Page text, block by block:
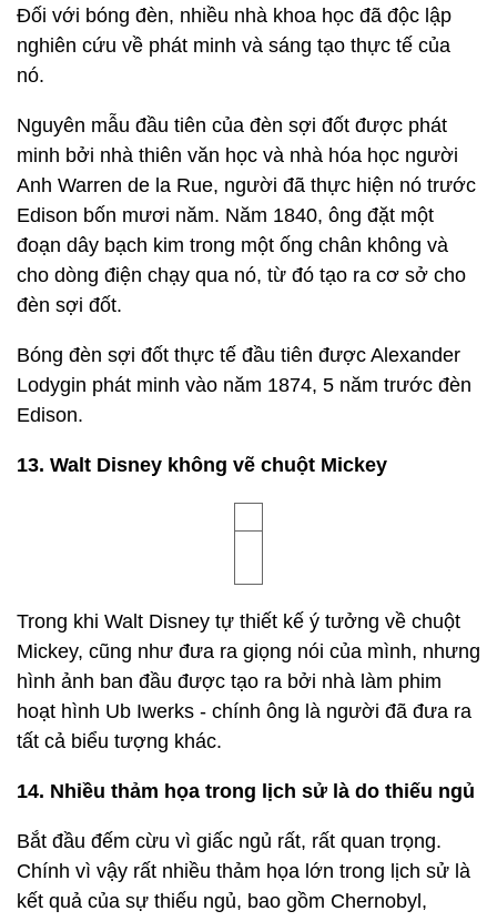
một con tàu độc nhất, không thể chìm trước chuyến
đi đầu tiên của nó."
phải là George Washington
Tổng thống đầu tiên của Mỹ không phải là gương
mặt đầu tiên của tờ 1 USD. Người đầu tiên xuất
hiện trên đồng tiền này là Salmon P. Chase. Tờ 1
USD đầu tiên được phát hành trong Nội chiến năm
1862. Vào thời điểm đó, Chase là bộ trưởng tài
chính và cũng là người thiết kế ra những tờ tiền đầu
tiên của đất nước.
12. Thomas Edison không phát minh ra bóng
Mặc dù Edison đã có 1.093 bằng sáng chế, nhưng
Đối với bóng đèn, nhiều nhà khoa học đã độc lập
nghiên cứu về phát minh và sáng tạo thực tế của
nó.
minh bởi nhà thiên văn học và nhà hóa học người
Edison bốn mươi năm. Năm 1840, ông đặt một
đoạn dây bạch kim trong một ống chân không và
cho dòng điện chạy qua nó, từ đó tạo ra cơ sở cho